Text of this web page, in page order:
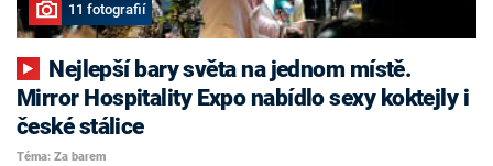
11 fotografií
Mirror Hospitality Expo nabídlo sexy koktejly i
české stálice
Téma: Za barem